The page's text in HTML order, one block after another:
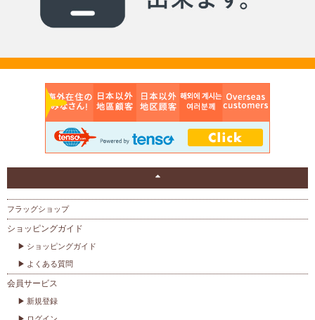
フラッグショップ
ショッピングガイド
ショッピングガイド
よくある質問
会員サービス
新規登録